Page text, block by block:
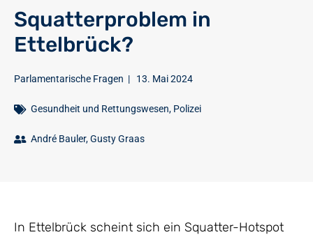
Squatterproblem in
Ettelbrück?
Parlamentarische Fragen | 13. Mai 2024
Gesundheit und Rettungswesen, Polizei
André Bauler,Gusty Graas
In Ettelbrück scheint sich ein Squatter-Hotspot